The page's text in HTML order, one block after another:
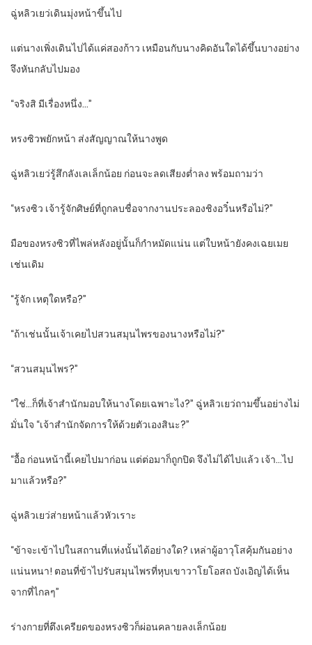
ฉู่หลิวเยว่เดินมุ่งหน้าขึ้นไป
แต่นางเพิ่งเดินไปได้แค่สองก้าว เหมือนกับนางคิดอันใดได้ขึ้นบางอย่าง
จึงหันกลับไปมอง
“จริงสิ มีเรื่องหนึ่ง…”
หรงซิวพยักหน้า ส่งสัญญาณให้นางพูด
ฉู่หลิวเยว่รู้สึกลังเลเล็กน้อย ก่อนจะลดเสียงต่ำลง พร้อมถามว่า
“หรงซิว เจ้ารู้จักศิษย์ที่ถูกลบชื่อจากงานประลองชิงอวิ๋นหรือไม่?”
มือของหรงซิวที่ไพล่หลังอยู่นั้นก็กำหมัดแน่น แต่ใบหน้ายังคงเฉยเมย
เช่นเดิม
“รู้จัก เหตุใดหรือ?”
“ถ้าเช่นนั้นเจ้าเคยไปสวนสมุนไพรของนางหรือไม่?”
“สวนสมุนไพร?”
“ใช่…ก็ที่เจ้าสำนักมอบให้นางโดยเฉพาะไง?” ฉู่หลิวเยว่ถามขึ้นอย่างไม่
มั่นใจ “เจ้าสำนักจัดการให้ด้วยตัวเองสินะ?”
“อื้อ ก่อนหน้านี้เคยไปมาก่อน แต่ต่อมาก็ถูกปิด จึงไม่ได้ไปแล้ว เจ้า…ไป
มาแล้วหรือ?”
ฉู่หลิวเยว่ส่ายหน้าแล้วหัวเราะ
“ข้าจะเข้าไปในสถานที่แห่งนั้นได้อย่างใด? เหล่าผู้อาวุโสคุ้มกันอย่าง
แน่นหนา! ตอนที่ข้าไปรับสมุนไพรที่หุบเขาวาโยโอสถ บังเอิญได้เห็น
จากที่ไกลๆ”
ร่างกายที่ตึงเครียดของหรงซิวก็ผ่อนคลายลงเล็กน้อย